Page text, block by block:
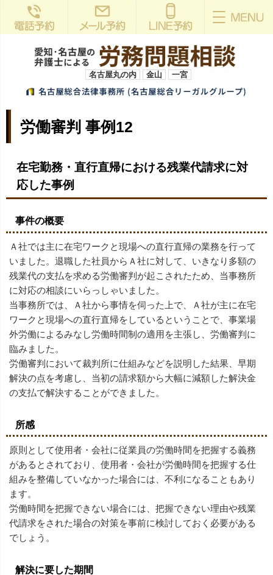
名古屋丸の内 金山 一宮
労働審判 事例12
在宅勤務・直行直帰における残業代請求に対
応した事例
事件の概要
Ａ社では主に在宅ワークと現場への直行直帰の業務を行って
いました。退職した社員からＡ社に対して、いきなり多額の
残業代の支払を求める労働審判が起こされたため、当事務所
に対応の相談にいらっしゃいました。
当事務所では、Ａ社から事情を伺った上で、Ａ社が主に在宅
ワークと現場への直行直帰をしているということで、事業場
外労働によるみなし労働時間制の適用を主張し、労働審判に
臨みました。
労働審判において裁判所に仕組みなどを説明した結果、早期
解決の点を考慮し、当初の請求額から大幅に減額した解決金
の支払で解決することができました。
所感
原則として使用者・会社に従業員の労働時間を把握する義務
があるとされており、使用者・会社が労働時間を把握する仕
組みを整備していなかった場合には、不利になることもあり
ます。
労働時間を把握できない場合には、把握できない理由や残業
代請求をされた場合の対策を事前に検討しておく必要がある
でしょう。
解決に要した期間